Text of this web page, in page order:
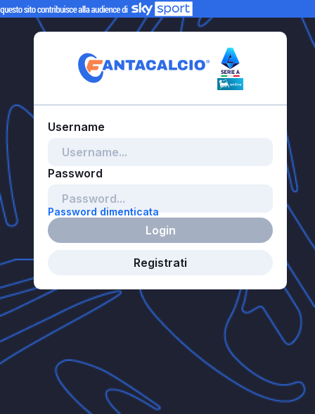
Password dimenticata
Login
Registrati